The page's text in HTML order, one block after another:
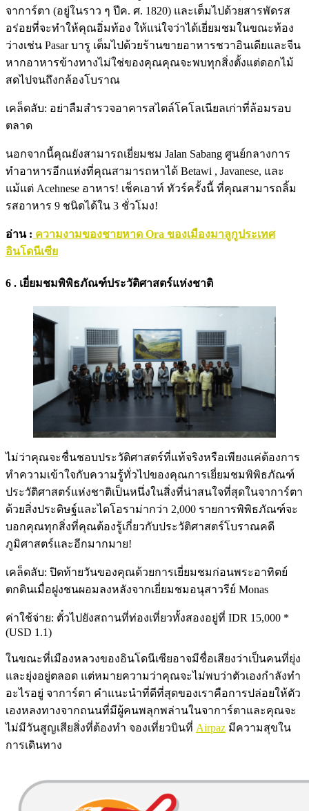
จาการ์ตา (อยู่ในราว ๆ ปีค. ศ. 1820) และเต็มไปด้วยสารพัดรส
อร่อยที่จะทำให้คุณอิ่มท้อง ให้แน่ใจว่าได้เยี่ยมชมในขณะท้อง
ว่างเช่น Pasar บารู เต็มไปด้วยร้านขายอาหารชวาอินเดียและจีน
หากอาหารข้างทางไม่ใช่ของคุณคุณจะพบทุกสิ่งตั้งแต่ดอกไม้
สดไปจนถึงกล้องโบราณ
เคล็ดลับ: อย่าลืมสำรวจอาคารสไตล์โคโลเนียลเก่าที่ล้อมรอบ
ตลาด
นอกจากนี้คุณยังสามารถเยี่ยมชม Jalan Sabang ศูนย์กลางการ
ทำอาหารอีกแห่งที่คุณสามารถหาได้ Betawi , Javanese, และ
แม้แต่ Acehnese อาหาร! เช็คเอาท์ ทัวร์ครั้งนี้ ที่คุณสามารถลิ้ม
รสอาหาร 9 ชนิดได้ใน 3 ชั่วโมง!
อ่าน : ความงามของชายหาด Ora ของเมืองมาลูกูประเทศ
อินโดนีเซีย
6 . เยี่ยมชมพิพิธภัณฑ์ประวัติศาสตร์แห่งชาติ
ไม่ว่าคุณจะชื่นชอบประวัติศาสตร์ที่แท้จริงหรือเพียงแค่ต้องการ
ทำความเข้าใจกับความรู้ทั่วไปของคุณการเยี่ยมชมพิพิธภัณฑ์
ประวัติศาสตร์แห่งชาติเป็นหนึ่งในสิ่งที่น่าสนใจที่สุดในจาการ์ตา
ด้วยสิ่งประดิษฐ์และไดโอราม่ากว่า 2,000 รายการพิพิธภัณฑ์จะ
บอกคุณทุกสิ่งที่คุณต้องรู้เกี่ยวกับประวัติศาสตร์โบราณคดี
ภูมิศาสตร์และอีกมากมาย!
เคล็ดลับ: ปิดท้ายวันของคุณด้วยการเยี่ยมชมก่อนพระอาทิตย์
ตกดินเมื่อฝูงชนผอมลงหลังจากเยี่ยมชมอนุสาวรีย์ Monas
ค่าใช้จ่าย: ตั๋วไปยังสถานที่ท่องเที่ยวทั้งสองอยู่ที่ IDR 15,000 *
(USD 1.1)
ในขณะที่เมืองหลวงของอินโดนีเซียอาจมีชื่อเสียงว่าเป็นคนที่ยุ่ง
และยุ่งอยู่ตลอด แต่หมายความว่าคุณจะไม่พบว่าตัวเองกำลังทำ
อะไรอยู่ จาการ์ตา คำแนะนำที่ดีที่สุดของเราคือการปล่อยให้ตัว
เองหลงทางจากถนนที่มีผู้คนพลุกพล่านในจาการ์ตาและคุณจะ
ไม่มีวันสูญเสียสิ่งที่ต้องทำ จองเที่ยวบินที่ Airpaz มีความสุขใน
การเดินทาง